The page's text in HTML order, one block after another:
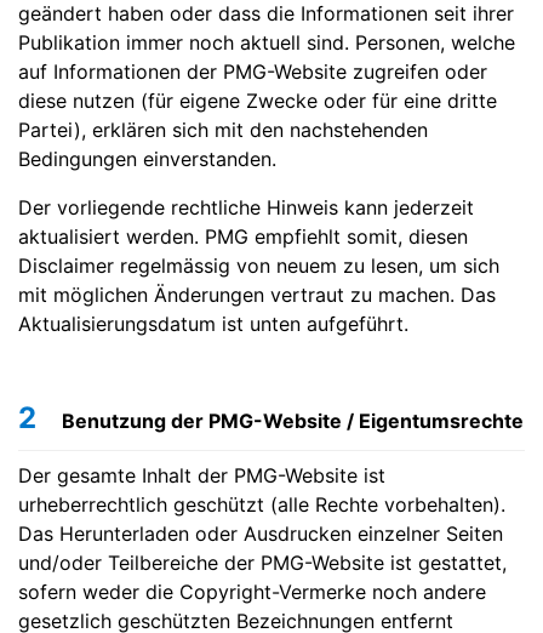
geändert haben oder dass die Informationen seit ihrer
Publikation immer noch aktuell sind. Personen, welche
auf Informationen der PMG-Website zugreifen oder
diese nutzen (für eigene Zwecke oder für eine dritte
Partei), erklären sich mit den nachstehenden
Bedingungen einverstanden.
Der vorliegende rechtliche Hinweis kann jederzeit
aktualisiert werden. PMG empfiehlt somit, diesen
Disclaimer regelmässig von neuem zu lesen, um sich
mit möglichen Änderungen vertraut zu machen. Das
Aktualisierungsdatum ist unten aufgeführt.
2 Benutzung der PMG-Website / Eigentumsrechte
Der gesamte Inhalt der PMG-Website ist
urheberrechtlich geschützt (alle Rechte vorbehalten).
Das Herunterladen oder Ausdrucken einzelner Seiten
und/oder Teilbereiche der PMG-Website ist gestattet,
sofern weder die Copyright-Vermerke noch andere
gesetzlich geschützten Bezeichnungen entfernt